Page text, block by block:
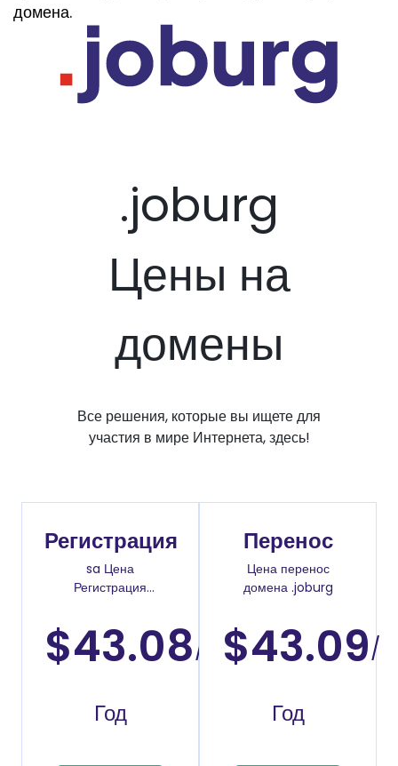
домена.
.joburg
Цены на
домены
Все решения, которые вы ищете для
участия в мире Интернета, здесь!
Регистрация
sa Цена
Регистрация
$43.08/
Год
Перенос
Цена перенос
домена .joburg
$43.09/
Год